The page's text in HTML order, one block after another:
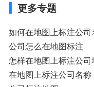
更多专题
如何在地图上标注公司
公司怎么在地图标注
怎样在地图上标注公司
在地图上标注公司名称